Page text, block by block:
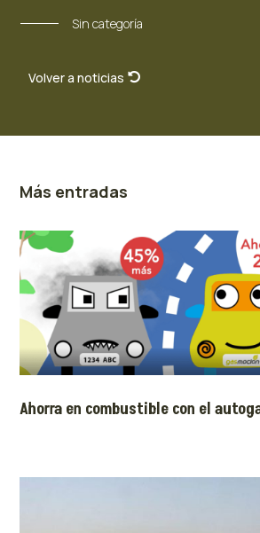
Sin categoría
Volver a noticias
Más entradas
Ahorra en combustible con el